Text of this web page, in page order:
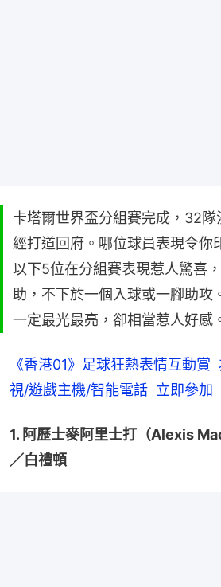
卡塔爾世界盃分組賽完成，32
經打道回府。哪位球員表現令你
以下5位在分組賽表現惹人驚喜
助，不下於一個入球或一腳助攻
一定最光最亮，卻相當惹人好感
《香港01》足球狂熱表情互動賞
視/遊戲主機/智能電話  立即參加
1. 阿歷士麥阿里士打（Alexis
／白禮頓